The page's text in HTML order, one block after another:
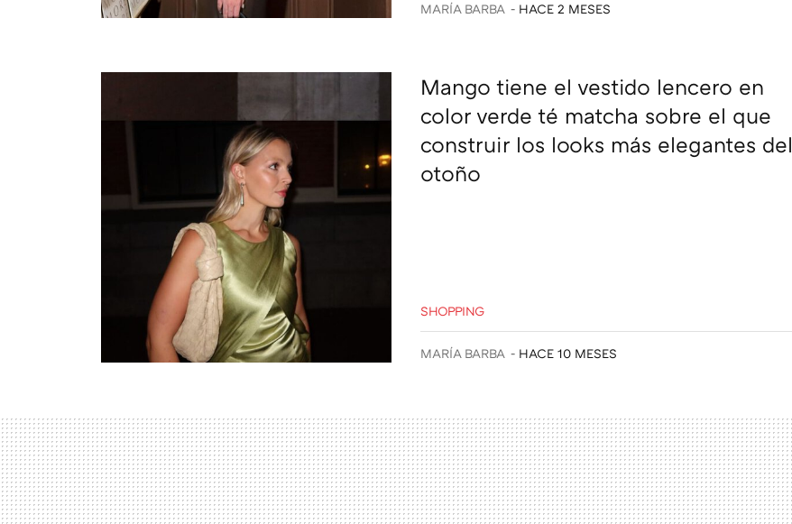
MARÍA BARBA HACE 2 MESES
Mango tiene el vestido lencero en
color verde té matcha sobre el que
construir los looks más elegantes del
otoño
SHOPPING
MARÍA BARBA HACE 10 MESES